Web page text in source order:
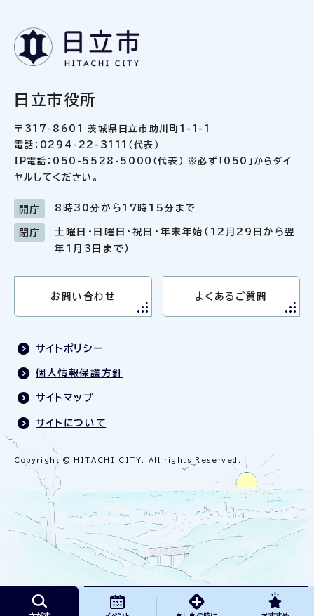
日立市役所
〒317-8601 茨城県日立市助川町1-1-1
電話：0294-22-3111（代表）
IP電話：050-5528-5000（代表） ※必ず「050」からダイ
ヤルしてください。
開庁 8時30分から17時15分まで
閉庁
土曜日・日曜日・祝日・年末年始（12月29日から翌
年1月3日まで）
お問い合わせ よくあるご質問
サイトポリシー
個人情報保護方針
サイトマップ
サイトについて
Copyright © HITACHI CITY. All rights Reserved.